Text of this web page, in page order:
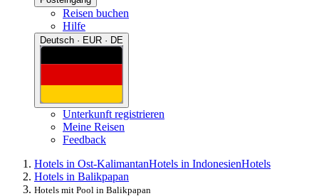
Reisen buchen
Hilfe
Deutsch · EUR · DE
Unterkunft registrieren
Meine Reisen
Feedback
Hotels in Ost-KalimantanHotels in IndonesienHotels
Hotels in Balikpapan
Hotels mit Pool in Balikpapan